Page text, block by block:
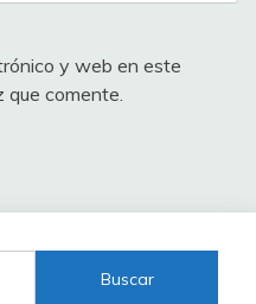
y web en este
comente.
Buscar